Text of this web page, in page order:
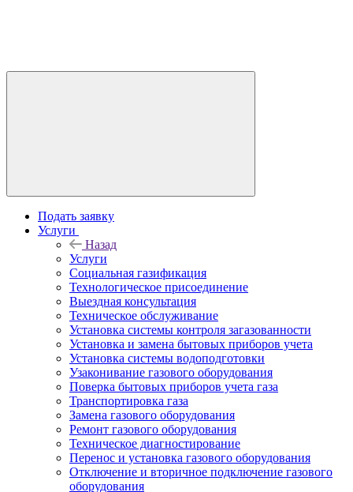
Подать заявку
Услуги
Назад
Услуги
Социальная газификация
Технологическое присоединение
Выездная консультация
Техническое обслуживание
Установка системы контроля загазованности
Установка и замена бытовых приборов учета
Установка системы водоподготовки
Узаконивание газового оборудования
Поверка бытовых приборов учета газа
Транспортировка газа
Замена газового оборудования
Ремонт газового оборудования
Техническое диагностирование
Перенос и установка газового оборудования
Отключение и вторичное подключение газового
оборудования